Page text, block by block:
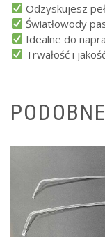
Odzyskujesz
Światłowody
Idealne do
Trwałość i